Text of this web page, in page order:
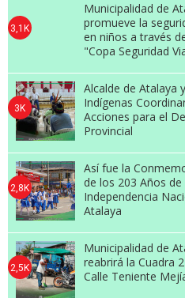
Municipalidad de
promueve la
en niños a través
"Copa Seguridad
3,1K
Alcalde de Atalaya
Indígenas
Acciones para el
Provincial
3K
Así fue la
de los 203 Años de
Independencia
Atalaya
2,8K
Municipalidad de
reabrirá la Cuadra
Calle Teniente
2,5K